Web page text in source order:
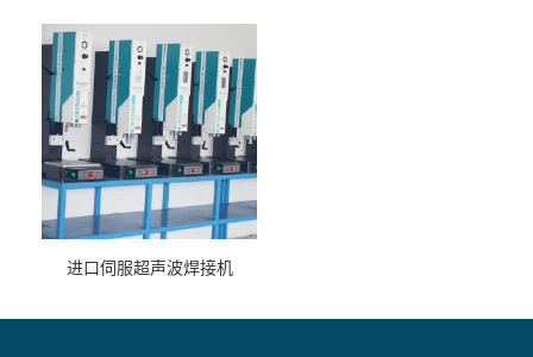
进口伺服超声波焊接机